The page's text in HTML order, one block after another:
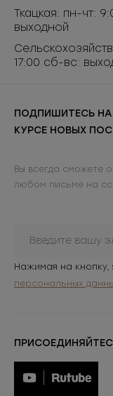
Ткацкая: пн-чт:
выходной
17:00 сб-вс:
ПОДПИШИТЕСЬ
КУРСЕ НОВЫХ
Вы всегда сможете
любом письме на
Нажимая на кнопку,
персональных